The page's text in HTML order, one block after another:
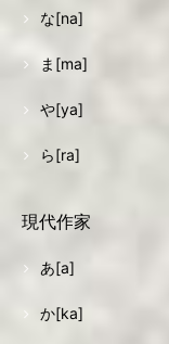
な[na]
ま[ma]
や[ya]
ら[ra]
現代作家
あ[a]
か[ka]